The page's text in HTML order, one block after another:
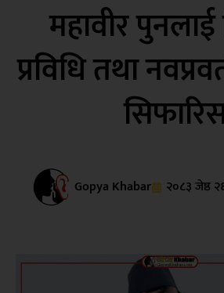
महावीर पुनलाई
प्रविधि तथा
Gopya Khabar २०८३ जेष्ठ